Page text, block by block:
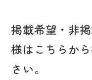
掲載希望・非
様はこちらか
さい。